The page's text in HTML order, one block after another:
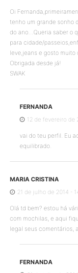
Oi
tenho um grande sonho
do ano…Queria saber o
para cidade/
leve,jeans e gosto
Obrigada desde já!
SWAK
FERNANDA
12 de fevereiro de
vai do teu perfil. Eu
equilibrado.
MARIA CRISTINA
21 de julho de 2014 -
Olá td bem? estou há
com mochilas, e aqui
legal seus comentários,
FERNANDA